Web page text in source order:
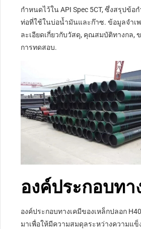
กำหนดไว้ใน API Spec 5CT, ซึ่งสรุปข้
ท่อที่ใช้ในบ่อน้ำมันและก๊าซ. ข้อมูลจำเ
ละเอียดเกี่ยวกับวัสดุ, คุณสมบัติทางกล,
การทดสอบ.
องค์ประกอบทา
องค์ประกอบทางเคมีของเหล็กปลอก
มาเพื่อให้มีความสมดุลระหว่างความแข็